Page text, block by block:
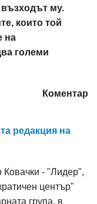
възходът му.
които той
на
големи
Коментар
редакция на
Ковачки - "Лидер",
център"
група, в